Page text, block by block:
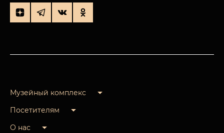
Музейный комплекс
Посетителям
О нас